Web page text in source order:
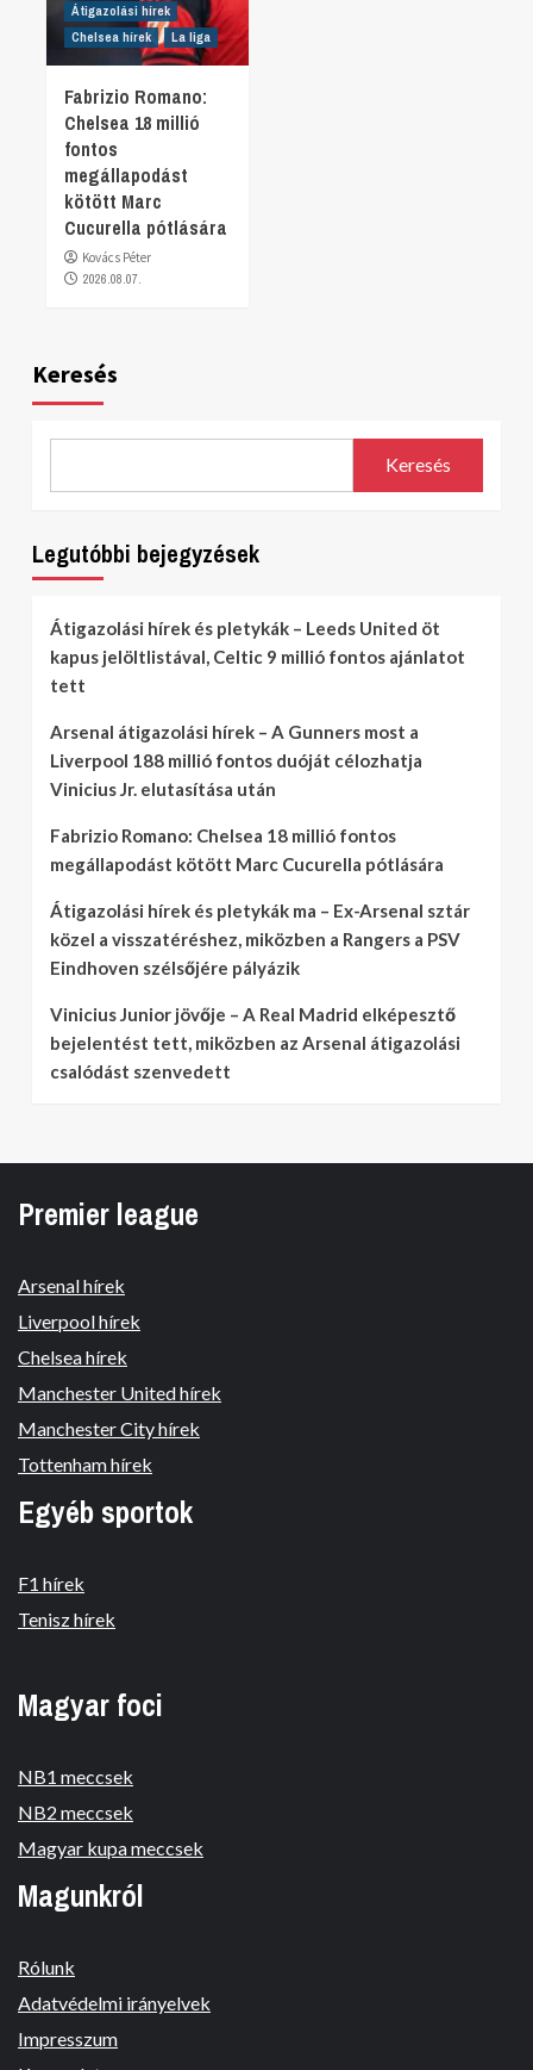
Átigazolási hírek
Chelsea hírek
La liga
Fabrizio Romano:
Chelsea 18 millió
fontos
megállapodást
kötött Marc
Cucurella pótlására
Kovács Péter
2026.08.07.
Keresés
Keresés
Legutóbbi bejegyzések
Átigazolási hírek és pletykák – Leeds United öt
kapus jelöltlistával, Celtic 9 millió fontos ajánlatot
tett
Arsenal átigazolási hírek – A Gunners most a
Liverpool 188 millió fontos duóját célozhatja
Vinicius Jr. elutasítása után
Fabrizio Romano: Chelsea 18 millió fontos
megállapodást kötött Marc Cucurella pótlására
Átigazolási hírek és pletykák ma – Ex-Arsenal sztár
közel a visszatéréshez, miközben a Rangers a PSV
Eindhoven szélsőjére pályázik
Vinicius Junior jövője – A Real Madrid elképesztő
bejelentést tett, miközben az Arsenal átigazolási
csalódást szenvedett
Premier league
Arsenal hírek
Liverpool hírek
Chelsea hírek
Manchester United hírek
Manchester City hírek
Tottenham hírek
Egyéb sportok
F1 hírek
Tenisz hírek
Magyar foci
NB1 meccsek
NB2 meccsek
Magyar kupa meccsek
Magunkról
Rólunk
Adatvédelmi irányelvek
Impresszum